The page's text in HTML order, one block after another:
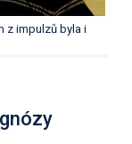
z impulzů byla i